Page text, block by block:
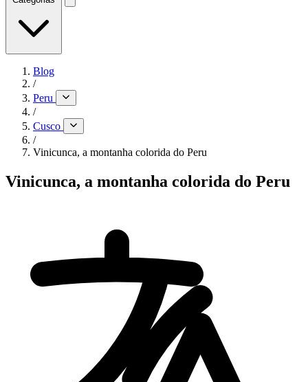
Blog
/
Peru
/
Cusco
/
Vinicunca, a montanha colorida do Peru
Vinicunca, a montanha colorida do Peru